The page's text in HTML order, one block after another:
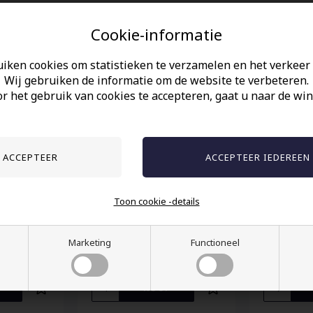
Cookie-informatie
cookies om statistieken te verzamelen en het verkeer
Wij gebruiken de informatie om de website te verbeteren.
het gebruik van cookies te accepteren, gaat u naar de
Marketing Functioneel
Toon cookie -details
Anderen gekocht hebben ook
Steel.
27,00 EUR